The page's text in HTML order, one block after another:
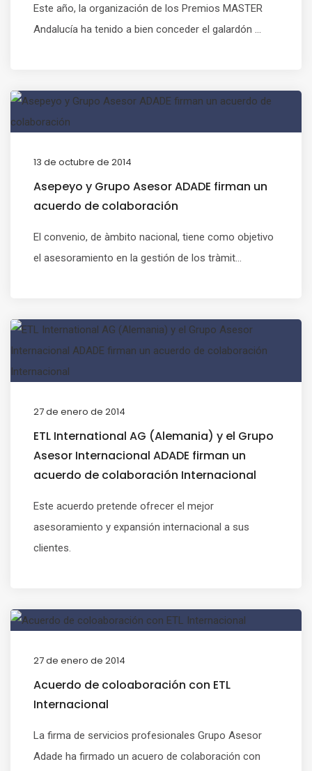
Este año, la organización de los Premios MASTER
Andalucía ha tenido a bien conceder el galardón ...
13 de octubre de 2014
Asepeyo y Grupo Asesor ADADE firman un
acuerdo de colaboración
El convenio, de àmbito nacional, tiene como objetivo
el asesoramiento en la gestión de los tràmit...
27 de enero de 2014
ETL International AG (Alemania) y el Grupo
Asesor Internacional ADADE firman un
acuerdo de colaboración Internacional
Este acuerdo pretende ofrecer el mejor
asesoramiento y expansión internacional a sus
clientes.
27 de enero de 2014
Acuerdo de coloaboración con ETL
Internacional
La firma de servicios profesionales Grupo Asesor
Adade ha firmado un acuero de colaboración con